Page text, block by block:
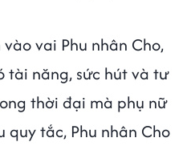
vào vai Phu nhân Cho,
tài năng, sức hút và tư
thời đại mà phụ nữ
tắc, Phu nhân Cho